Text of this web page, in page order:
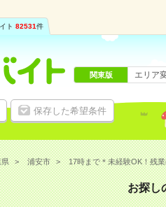
ト 82531件
保存した希望条件
関東版 エリア
浦安市 17時まで＊未経験OK！残
お探し